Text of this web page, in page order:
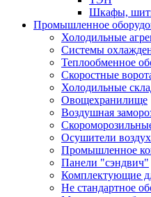
Шкафы,
Промышленное
Холодильные
Системы
Теплообменное
Скоростные
Холодильные
Овощехранилище
Воздушная
Осушители
Промышленное
Панели "сэндвич"
Комплектующие
Не стандартное